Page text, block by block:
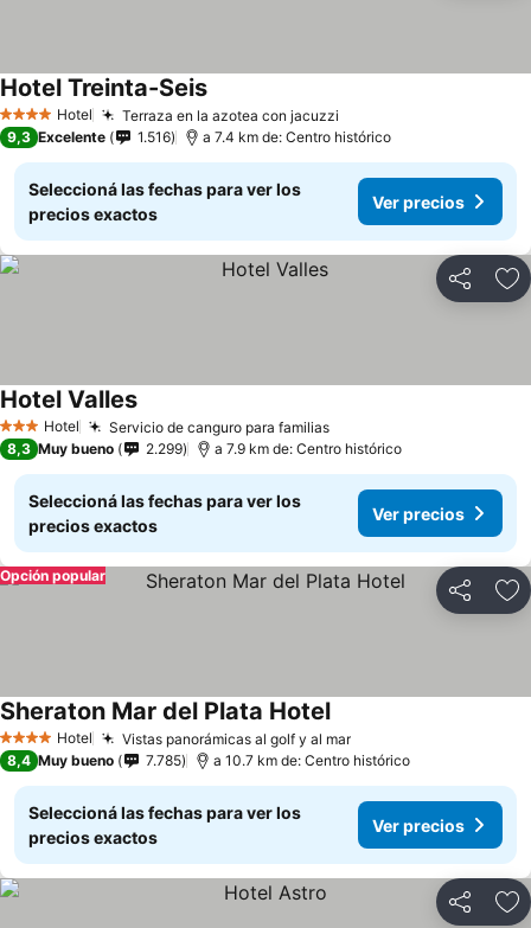
4 EstrellasHotel Terraza en la azotea con jacuzzi
Hotel Treinta-Seis
9,3 Excelente 1.516 a 7.4 km de: Centro histórico
Seleccioná las fechas para ver los
precios exactos
Ver precios
Compartir
3 Estrellas
Hotel Servicio de canguro para familias
Hotel Valles
8,3 Muy bueno 2.299 a 7.9 km de: Centro histórico
Seleccioná las fechas para ver los
precios exactos
Ver precios
Compartir
Opción popular
4 EstrellasHotel Vistas panorámicas al golf y al mar
Sheraton Mar del Plata Hotel
8,4 Muy bueno 7.785 a 10.7 km de: Centro histórico
Seleccioná las fechas para ver los
precios exactos
Ver precios
Compartir